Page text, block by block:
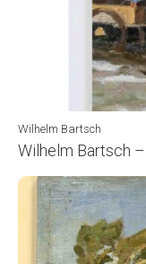
Wilhelm Bartsch
Wilhelm Bartsch